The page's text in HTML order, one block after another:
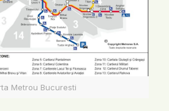
Metrou Bucuresti